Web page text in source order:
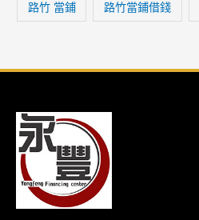
路竹 當鋪 路竹當鋪借錢